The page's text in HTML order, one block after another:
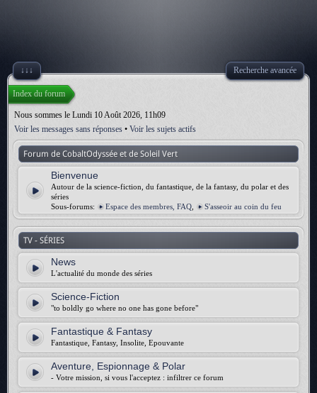
↓↓↓ Recherche avancée
Index du forum
Nous sommes le Lundi 10 Août 2026, 11h09
Voir les messages sans réponses • Voir les sujets actifs
Forum de CobaltOdyssée et de Soleil Vert
Bienvenue
Autour de la science-fiction, du fantastique, de la fantasy, du polar et des
séries
Sous-forums:
Espace des membres, FAQ S'asseoir au coin du feu
TV - SÉRIES
News
L'actualité du monde des séries
Science-Fiction
"to boldly go where no one has gone before"
Fantastique & Fantasy
Fantastique, Fantasy, Insolite, Epouvante
Aventure, Espionnage & Polar
- Votre mission, si vous l'acceptez : infiltrer ce forum